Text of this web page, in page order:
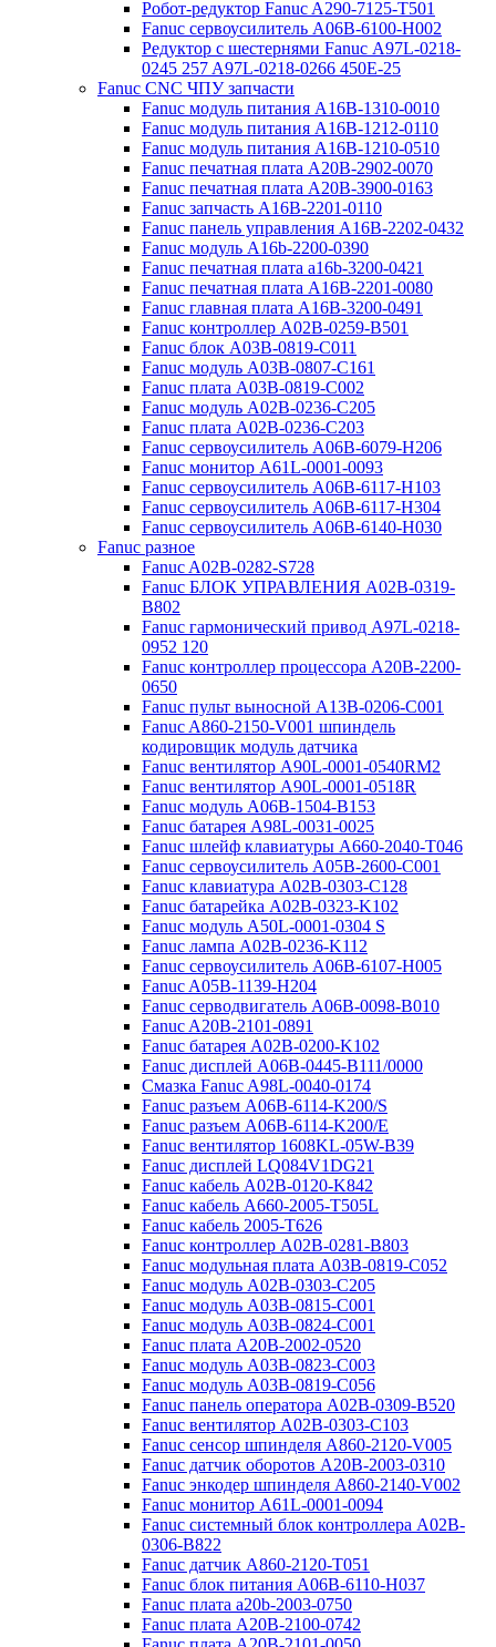
Робот-редуктор Fanuc A290-7125-T501
Fanuc сервоусилитель A06B-6100-H002
Редуктор с шестернями Fanuc А97L-0218-
0245 257 A97L-0218-0266 450E-25
Fanuc CNC ЧПУ запчасти
Fanuc модуль питания A16B-1310-0010
Fanuc модуль питания A16B-1212-0110
Fanuc модуль питания A16B-1210-0510
Fanuc печатная плата A20B-2902-0070
Fanuc печатная плата A20B-3900-0163
Fanuc запчасть A16B-2201-0110
Fanuc панель управления A16B-2202-0432
Fanuc модуль A16b-2200-0390
Fanuc печатная плата a16b-3200-0421
Fanuc печатная плата A16B-2201-0080
Fanuc главная плата A16B-3200-0491
Fanuc контроллер A02B-0259-B501
Fanuc блок A03B-0819-C011
Fanuc модуль A03B-0807-C161
Fanuc плата A03B-0819-C002
Fanuc модуль A02B-0236-C205
Fanuc плата A02B-0236-C203
Fanuc сервоусилитель A06B-6079-H206
Fanuc монитор A61L-0001-0093
Fanuc сервоусилитель A06B-6117-H103
Fanuc сервоусилитель A06B-6117-H304
Fanuc сервоусилитель A06B-6140-H030
Fanuc разное
Fanuc A02B-0282-S728
Fanuc БЛОК УПРАВЛЕНИЯ A02B-0319-
B802
Fanuc гармонический привод A97L-0218-
0952 120
Fanuc контроллер процессора A20B-2200-
0650
Fanuc пульт выносной A13B-0206-C001
Fanuc A860-2150-V001 шпиндель
кодировщик модуль датчика
Fanuc вентилятор A90L-0001-0540RM2
Fanuc вентилятор A90L-0001-0518R
Fanuc модуль A06B-1504-B153
Fanuc батарея A98L-0031-0025
Fanuc шлейф клавиатуры A660-2040-T046
Fanuc сервоусилитель A05B-2600-C001
Fanuc клавиатура A02B-0303-C128
Fanuc батарейка A02B-0323-K102
Fanuc модуль A50L-0001-0304 S
Fanuc лампа A02B-0236-K112
Fanuc сервоусилитель A06B-6107-H005
Fanuc A05B-1139-H204
Fanuc серводвигатель A06B-0098-B010
Fanuc A20B-2101-0891
Fanuc батарея A02B-0200-K102
Fanuc дисплей А06В-0445-В111/0000
Cмазка Fanuc A98L-0040-0174
Fanuc разъем A06B-6114-K200/S
Fanuc разъем A06B-6114-K200/E
Fanuc вентилятор 1608KL-05W-B39
Fanuc дисплей LQ084V1DG21
Fanuc кабель A02B-0120-K842
Fanuc кабель A660-2005-T505L
Fanuc кабель 2005-T626
Fanuc контроллер A02B-0281-B803
Fanuc модульная плата A03B-0819-C052
Fanuc модуль A02B-0303-C205
Fanuc модуль A03B-0815-C001
Fanuc модуль A03B-0824-C001
Fanuc плата A20B-2002-0520
Fanuc модуль A03B-0823-C003
Fanuc модуль A03B-0819-C056
Fanuc панель оператора A02B-0309-B520
Fanuc вентилятор A02B-0303-C103
Fanuc cенсор шпинделя A860-2120-V005
Fanuc датчик оборотов A20B-2003-0310
Fanuc энкодер шпинделя A860-2140-V002
Fanuc монитор A61L-0001-0094
Fanuc системный блок контроллера A02B-
0306-B822
Fanuc датчик A860-2120-T051
Fanuc блок питания A06B-6110-H037
Fanuc плата a20b-2003-0750
Fanuc плата A20B-2100-0742